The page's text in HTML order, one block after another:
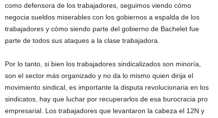
como defensora de los trabajadores, seguimos viendo cómo
negocia sueldos miserables con los gobiernos a espalda de los
trabajadores y cómo siendo parte del gobierno de Bachelet fue
parte de todos sus ataques a la clase trabajadora.
Por lo tanto, si bien los trabajadores sindicalizados son minoría,
son el sector más organizado y no da lo mismo quien dirija el
movimiento sindical, es importante la disputa revolucionaria en los
sindicatos, hay que luchar por recuperarlos de esa burocracia pro
empresarial. Los trabajadores que levantaron la cabeza el 12N y